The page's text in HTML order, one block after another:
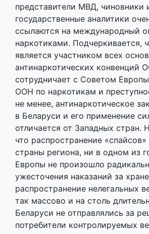
представители МВД, чиновники
государственные аналитики
ссылаются на международный
наркотиками. Подчеркивается,
является участником всех
антинаркотических конвенций
сотрудничает с Советом
ООН по наркотикам и
не менее, антинаркотическое
в Беларуси и его применение
отличается от Западных стран.
что распространение «спайсов»
страны региона, ни в одном из
Европы не произошло
ужесточения наказаний за
распространение нелегальных
так массово и на столь
Беларуси не отправлялись за
потребители контролируемых